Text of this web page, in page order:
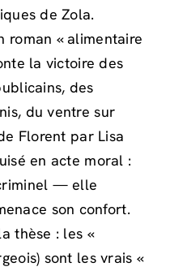
de Zola.
roman « alimentaire
la victoire des
des
du ventre sur
Florent par Lisa
en acte moral :
— elle
son confort.
thèse : les «
sont les vrais «